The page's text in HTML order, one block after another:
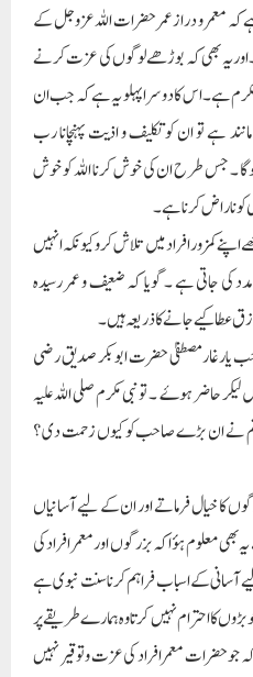
کہ معمر و دراز عمر حضرات اللہ عزوجل کے
اور یہ بھی کہ بوڑھے لوگوں کی عزت کرنے
ہے ۔ اس کا دوسرا پہلو یہ ہے کہ جب ان
ہے تو ان کو تکلیف و اذیت پہنچانا رب
۔ جس طرح ان کی خوش کرنا اللہ کو خوش
کو ناراض کرنا ہے ۔
کمزور افراد میں تلاش کرو کیونکہ انہیں
کی جاتی ہے ۔ گویا کہ ضعیف و عمر رسیدہ
عطا کیے جانے کا ذریعہ ہیں ۔
جب یارغار مصطفیٰ حضرت ابوبکر صدیق رضی
لیکر حاضر ہوۓ ۔ تو نبی مکرم صلی اللہ علیہ
تم نے ان بڑے صاحب کو کیوں زحمت دی ؟
کا خیال فرماتے اور ان کے لیے آسانیاں
معلوم ہؤا کہ بزرگوں اور معمر افراد کی
آسانی کے اسباب فراہم کرنا سنت نبوی ہے
کا احترام نہیں کرتا وہ ہمارے طریقے پر
جو حضرات معمر افراد کی عزت و توقیر نہیں